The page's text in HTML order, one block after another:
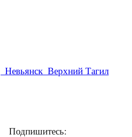
Невьянск Верхний Тагил
Подпишитесь: